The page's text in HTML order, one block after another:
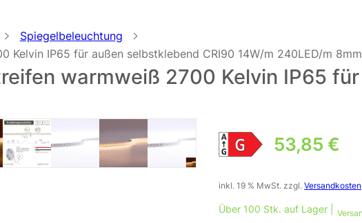
Spiegelbeleuchtung
Kelvin IP65 für außen selbstklebend CRI90 14W/m 240LED/m 8mm
warmweiß 2700 Kelvin IP65
53,85 €
inkl. 19 % MwSt. zzgl.Versandkosten
Über 100 Stk. auf Lager |